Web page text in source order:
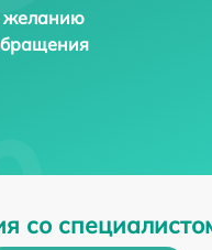
желанию
со